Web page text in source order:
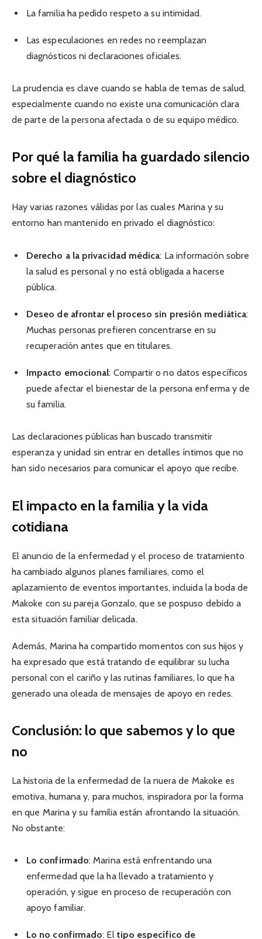
La familia ha pedido respeto a su intimidad.
Las especulaciones en redes no reemplazan
diagnósticos ni declaraciones oficiales.
La prudencia es clave cuando se habla de temas de salud,
especialmente cuando no existe una comunicación clara
de parte de la persona afectada o de su equipo médico.
Por qué la familia ha guardado silencio
sobre el diagnóstico
Hay varias razones válidas por las cuales Marina y su
entorno han mantenido en privado el diagnóstico:
Derecho a la privacidad médica: La información sobre
la salud es personal y no está obligada a hacerse
pública.
Deseo de afrontar el proceso sin presión mediática:
Muchas personas prefieren concentrarse en su
recuperación antes que en titulares.
Impacto emocional: Compartir o no datos específicos
puede afectar el bienestar de la persona enferma y de
su familia.
Las declaraciones públicas han buscado transmitir
esperanza y unidad sin entrar en detalles íntimos que no
han sido necesarios para comunicar el apoyo que recibe.
El impacto en la familia y la vida
cotidiana
El anuncio de la enfermedad y el proceso de tratamiento
ha cambiado algunos planes familiares, como el
aplazamiento de eventos importantes, incluida la boda de
Makoke con su pareja Gonzalo, que se pospuso debido a
esta situación familiar delicada.
Además, Marina ha compartido momentos con sus hijos y
ha expresado que está tratando de equilibrar su lucha
personal con el cariño y las rutinas familiares, lo que ha
generado una oleada de mensajes de apoyo en redes.
Conclusión: lo que sabemos y lo que
no
La historia de la enfermedad de la nuera de Makoke es
emotiva, humana y, para muchos, inspiradora por la forma
en que Marina y su familia están afrontando la situación.
No obstante:
Lo confirmado: Marina está enfrentando una
enfermedad que la ha llevado a tratamiento y
operación, y sigue en proceso de recuperación con
apoyo familiar.
Lo no confirmado: El tipo específico de